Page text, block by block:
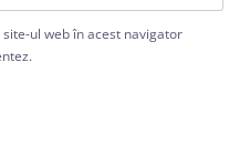
ul web în acest navigator